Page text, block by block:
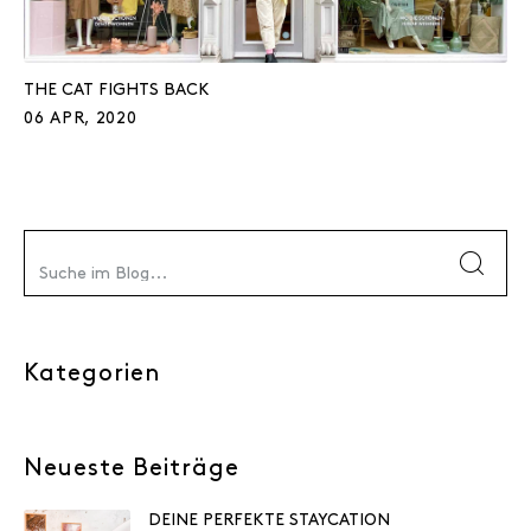
THE CAT FIGHTS BACK
06 APR, 2020
Kategorien
Neueste Beiträge
DEINE PERFEKTE STAYCATION